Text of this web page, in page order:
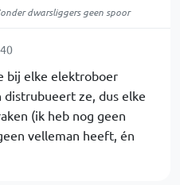
dwarsliggers geen spoor
bij elke elektroboer
ze, dus elke
(ik heb nog geen
velleman heeft, én